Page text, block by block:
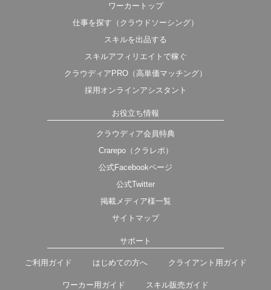
ワーカートップ
仕事を探す（クラウドソーシング）
スキルを出品する
スキルアフィリエイトで稼ぐ
クラウディアPRO（高単価マッチング）
採用オンラインアシスタント
お役立ち情報
クラウディア会員特典
Crarepo（クラレポ）
公式Facebookページ
公式Twitter
掲載メディア様一覧
サイトマップ
サポート
ご利用ガイド はじめての方へ クライアント用ガイド
ワーカー用ガイド スキル販売ガイド